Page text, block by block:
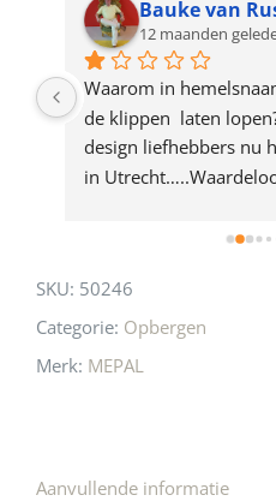
product
Bauke van
12 maanden
Waarom in
de klippen  laten
design liefhebbers nu
in
SKU: 50246
Categorie: Opbergen
Merk: MEPAL
Aanvullende informatie